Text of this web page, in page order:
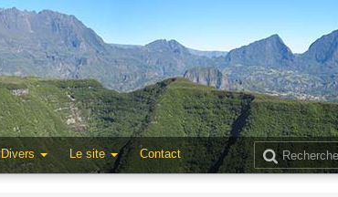
Divers Le site Contact